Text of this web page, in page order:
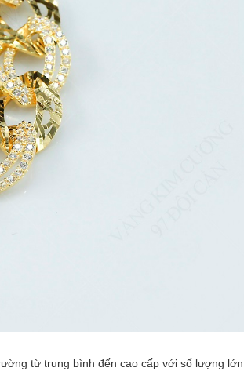
từ trung bình đến cao cấp với số lượng